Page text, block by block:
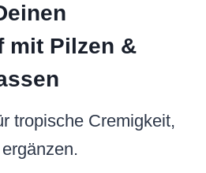
mit Pilzen &
tropische Cremigkeit,